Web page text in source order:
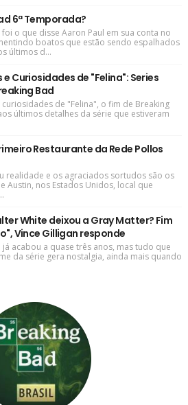
6ª Temporada?
o que disse Aaron Paul em sua conta no
boatos que estão sendo espalhados
últimos d...
e Curiosidades de "Felina": Series
Bad
curiosidades de "Felina", o fim de Breaking
últimos detalhes da série que estiveram
Restaurante da Rede Pollos
realidade e os agraciados sortudos são os
Austin, nos Estados Unidos, local que
White deixou a Gray Matter? Fim
Vince Gilligan responde
já acabou a quase três anos, mas tudo que
da série gera nostalgia, ainda mais quando